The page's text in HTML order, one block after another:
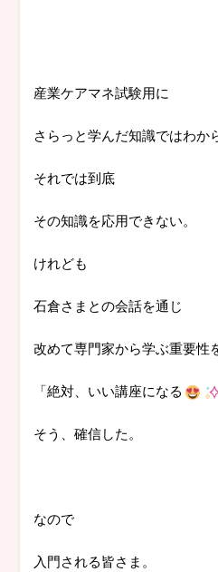
産業ケアマネ試験用に
さらっと学んだ知識ではわか
それでは到底
その知識を応用できない。
けれども
石倉さまとの会話を通じ
改めて専門家から学ぶ重要性
「絶対、いい講座になる
そう、確信した。
なので
入門される皆さま。